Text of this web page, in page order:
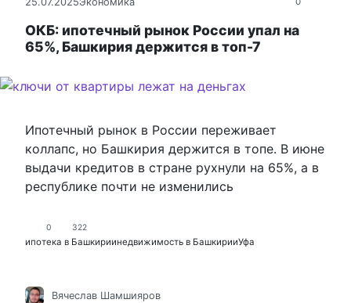
ОКБ: ипотечный рынок России упал на
65%, Башкирия держится в топ-7
Ипотечный рынок в России переживает
коллапс, но Башкирия держится в топе. В июне
выдачи кредитов в стране рухнули на 65%, а в
республике почти не изменились
0 322
ипотека в Башкириинедвижимость в БашкирииУфа
Вячеслав Шамшияров